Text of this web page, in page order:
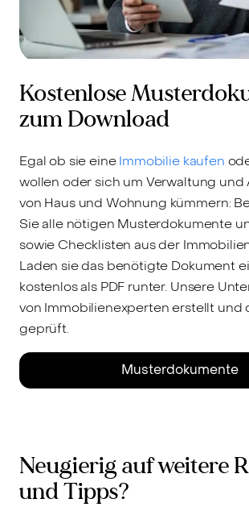
Kostenlose
zum Download
Egal ob sie eineImmobilie kaufen
wollen oder sich um Verwaltung und
von Haus und Wohnung kümmern:
Sie alle nötigen Musterdokumente
sowie Checklisten aus der
Laden sie das benötigte Dokument
kostenlos als PDF runter. Unsere
von Immobilienexperten erstellt und
geprüft.
Musterdokumente
Neugierig auf weitere
und Tipps?